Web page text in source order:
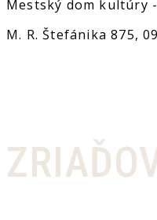
Mestský dom kultúry
M. R. Štefánika 875,